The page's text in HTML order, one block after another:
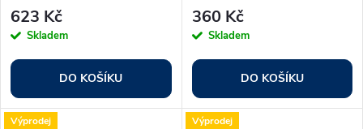
623 Kč
Skladem
DO KOŠÍKU
360 Kč
Skladem
DO KOŠÍKU
Výprodej Výprodej